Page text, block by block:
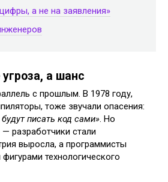
а не на заявления»
а шанс
с прошлым. В 1978 году,
тоже звучали опасения:
писать код сами». Но
разработчики стали
выросла, а программисты
технологического